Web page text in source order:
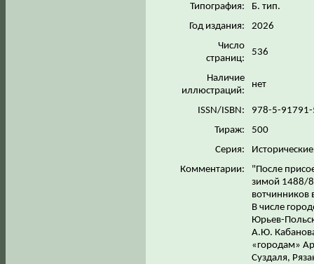
Типография:
Б. тип.
Год издания:
2026
Число
страниц:
536
Наличие
иллюстраций:
нет
ISSN/ISBN:
978-5-
Тираж:
500
Серия:
Комментарии:
"После
зимой 1488/
вотчинников
В числе
Юрьев-
А.Ю.
«городам»
Суздаля,